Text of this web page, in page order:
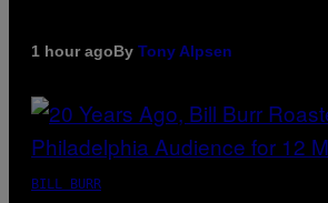
1 hour agoBy Tony Alpsen
BILL BURR